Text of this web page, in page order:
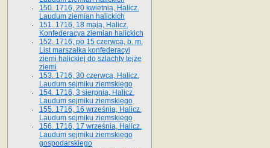
150. 1716, 20 kwietnia, Halicz.
Laudum ziemian halickich
151. 1716, 18 maja, Halicz.
Konfederacya ziemian halickich
152. 1716, po 15 czerwca, b. m.
List marszałka konfederacyi
ziemi halickiej do szlachty tejże
ziemi
153. 1716, 30 czerwca, Halicz.
Laudum sejmiku ziemskiego
154. 1716, 3 sierpnia, Halicz.
Laudum sejmiku ziemskiego
155. 1716, 16 września, Halicz.
Laudum sejmiku ziemskiego
156. 1716, 17 września, Halicz.
Laudum sejmiku ziemskiego
gospodarskiego